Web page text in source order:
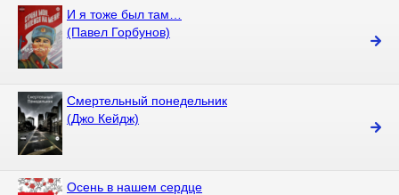
И я тоже был там…
(Павел Горбунов)
Смертельный понедельник
(Джо Кейдж)
Осень в нашем сердце